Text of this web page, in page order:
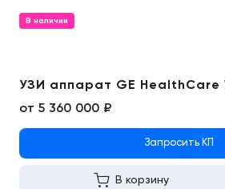
В наличии
УЗИ аппарат GE HealthCare
от 5 360 000 ₽
Запросить КП
В корзину